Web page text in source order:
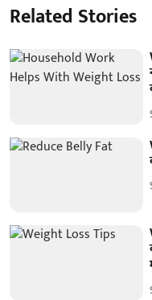
Related Stories